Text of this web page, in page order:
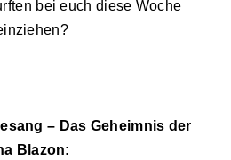
bei euch diese Woche
hen?
– Das Geheimnis der
Blazon: